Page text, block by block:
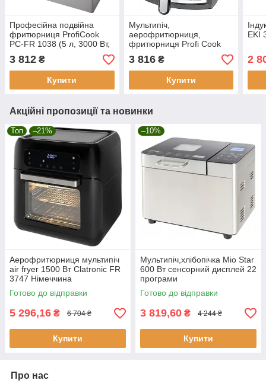
Професійна подвійна
фритюрниця ProfiCook
PC-FR 1038 (5 л, 3000 Вт,
Німеччина)
3 812 ₴
Купити
Мультипіч,
аерофритюрниця,
фритюрниця Profi Cook
PC-FR 1147 H (2.5 л,
1500Вт, 7 прог, Німеччина)
3 816₴
Купити
EKI
2
Акційні пропозиції та новинки
Топ –21%
Аерофритюрниця мультипіч
air fryer 1500 Вт Clatronic FR
3747 Німеччина
Готово до відправки
5 296,16 ₴ 6 704 ₴
Купити
–10%
Мультипіч,хлібопічка Mio Star
600 Вт сенсорний дисплей 22
програми
Готово до відправки
3 819,60 ₴ 4 244 ₴
Купити
Про нас